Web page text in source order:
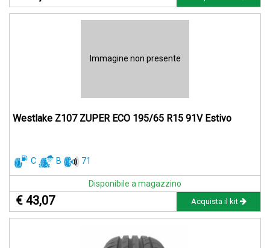
Immagine non presente
Westlake Z107 ZUPER ECO 195/65 R15 91V Estivo
C B 71
Disponibile a magazzino
€ 43,07 Acquista il kit